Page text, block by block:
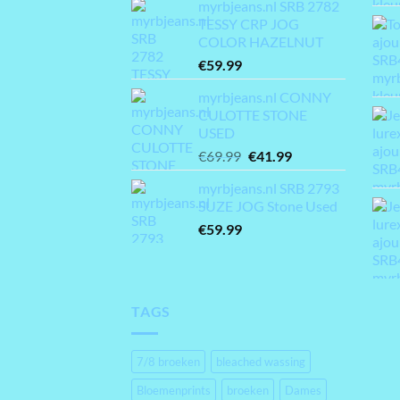
myrbjeans.nl SRB 2782
TESSY CRP JOG
COLOR HAZELNUT
€59.99
myrbjeans.nl CONNY
CULOTTE STONE
USED
€69.99 Oorspronkelijke
prijs
was:
€69.99.
€41.99Huidige
prijs
is:
€41.99.
myrbjeans.nl SRB 2793
SUZE JOG Stone Used
€59.99
TAGS
7/8 broeken
bleached wassing
Bloemenprints
broeken
Dames